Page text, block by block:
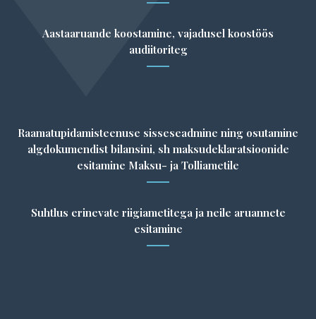
Aastaaruande koostamine, vajadusel koostöös
audiitoriteg
Raamatupidamisteenuse sisseseadmine ning osutamine
algdokumendist bilansini, sh maksudeklaratsioonide
esitamine Maksu- ja Tolliametile
Suhtlus erinevate riigiametitega ja neile aruannete
esitamine